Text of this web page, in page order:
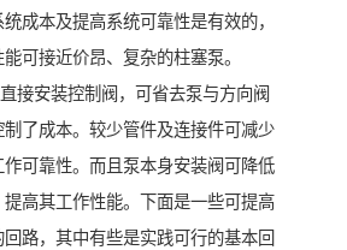
成本及提高系统可靠性是有效的，
可接近价昂、复杂的柱塞泵。
安装控制阀，可省去泵与方向阀
了成本。较少管件及连接件可减少
可靠性。而且泵本身安装阀可降低
提高其工作性能。下面是一些可提高
路，其中有些是实践可行的基本回